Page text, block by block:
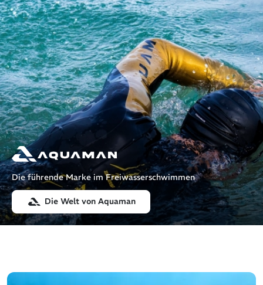
Die führende Marke im Freiwasserschwimmen
Die Welt von Aquaman